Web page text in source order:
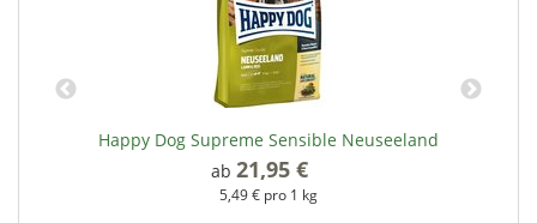
Happy Dog Supreme Sensible Neuseeland
ab 21,95 €
5,49 € pro 1 kg